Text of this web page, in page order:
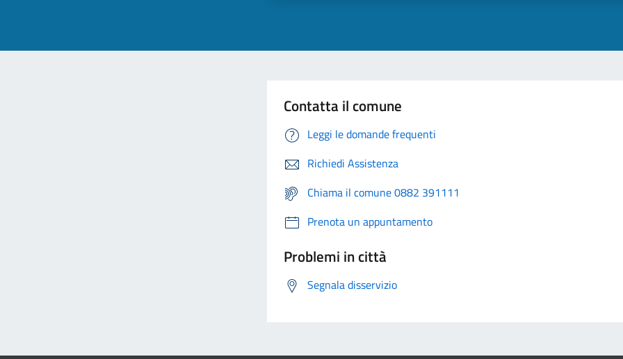
Contatta il comune
Leggi le domande frequenti
Richiedi Assistenza
Chiama il comune 0882 391111
Prenota un appuntamento
Problemi in città
Segnala disservizio